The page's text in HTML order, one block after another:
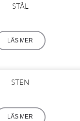
STÅL
LÄS MER
STEN
LÄS MER